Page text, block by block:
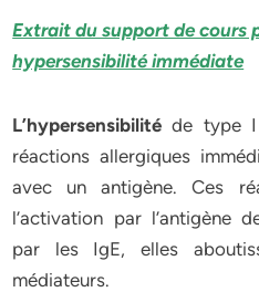
Extrait du support de cours
hypersensibilité immédiate
L’hypersensibilité de type I
réactions allergiques
avec un antigène. Ces
l’activation par l’antigène
par les IgE, elles
médiateurs.